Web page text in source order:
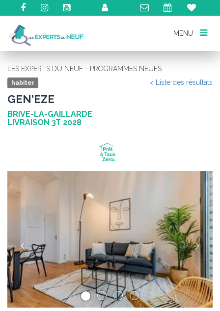
MENU
MENU
LES EXPERTS DU NEUF - PROGRAMMES NEUFS
habiter < Liste des résultats
GEN'EZE
BRIVE-LA-GAILLARDE
LIVRAISON 3T 2028
Précédent